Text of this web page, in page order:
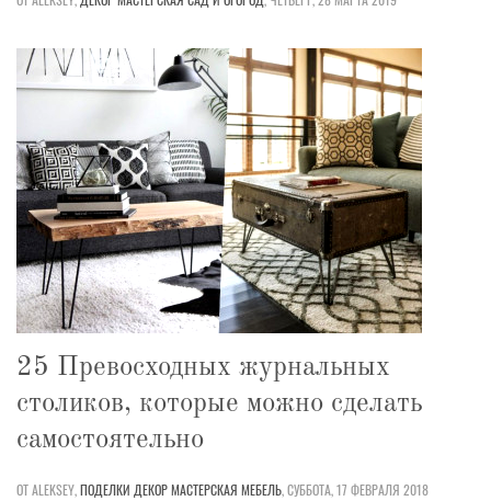
25 Превосходных журнальных
столиков, которые можно сделать
самостоятельно
ОТ ALEKSEY,ПОДЕЛКИ ДЕКОРМАСТЕРСКАЯ МЕБЕЛЬ,СУББОТА, 17 ФЕВРАЛЯ 2018